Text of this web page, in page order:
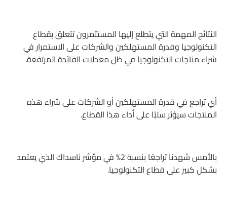
النتائج المهمة التي يتطلع إليها المستثمرون تتعلق بقطاع
التكنولوجيا وقدرة المستهلكين والشركات على الاستمرار في
شراء منتجات التكنولوجيا في ظل معدلات الفائدة المرتفعة.
أي تراجع في قدرة المستهلكين أو الشركات على شراء هذه
المنتجات سيؤثر سلبًا على أداء هذا القطاع.
بالأمس شهدنا تراجعًا بنسبة 2% في مؤشر ناسداك الذي يعتمد
بشكل كبير على قطاع التكنولوجيا.